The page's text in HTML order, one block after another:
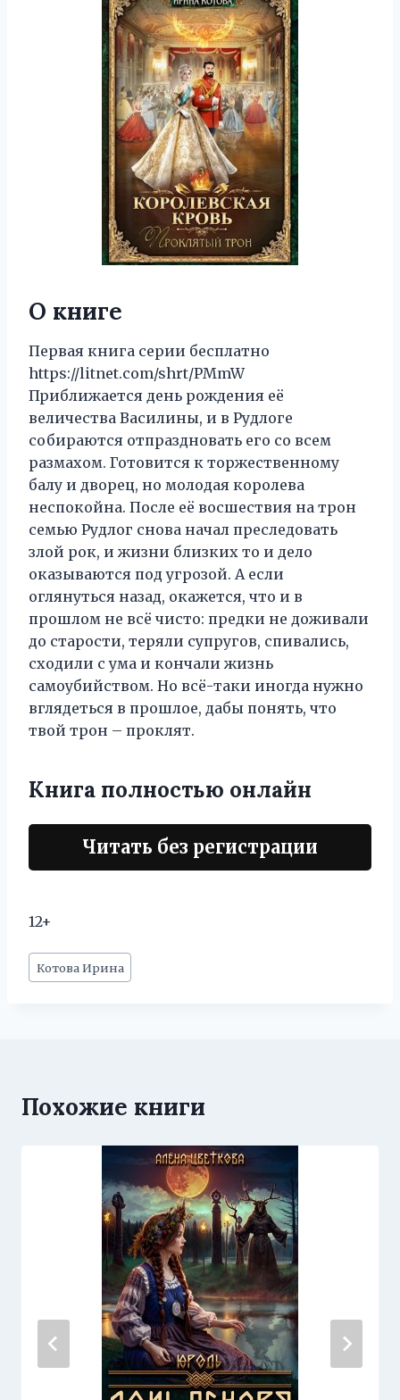
О книге
Первая книга серии бесплатно
https://litnet.com/shrt/PMmW
Приближается день рождения её
величества Василины, и в Рудлоге
собираются отпраздновать его со всем
размахом. Готовится к торжественному
балу и дворец, но молодая королева
неспокойна. После её восшествия на трон
семью Рудлог снова начал преследовать
злой рок, и жизни близких то и дело
оказываются под угрозой. А если
оглянуться назад, окажется, что и в
прошлом не всё чисто: предки не доживали
до старости, теряли супругов, спивались,
сходили с ума и кончали жизнь
самоубийством. Но всё-таки иногда нужно
вглядеться в прошлое, дабы понять, что
твой трон – проклят.
Книга полностью онлайн
Читать без регистрации
12+
Метки
записи:
Котова Ирина
Похожие книги